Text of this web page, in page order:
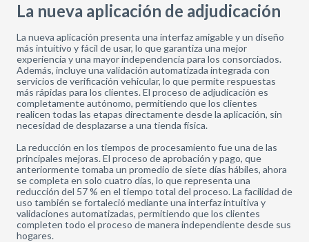
La nueva aplicación de adjudicación
La nueva aplicación presenta una interfaz amigable y un diseño
más intuitivo y fácil de usar, lo que garantiza una mejor
experiencia y una mayor independencia para los consorciados.
Además, incluye una validación automatizada integrada con
servicios de verificación vehicular, lo que permite respuestas
más rápidas para los clientes. El proceso de adjudicación es
completamente autónomo, permitiendo que los clientes
realicen todas las etapas directamente desde la aplicación, sin
necesidad de desplazarse a una tienda física.
La reducción en los tiempos de procesamiento fue una de las
principales mejoras. El proceso de aprobación y pago, que
anteriormente tomaba un promedio de siete días hábiles, ahora
se completa en solo cuatro días, lo que representa una
reducción del 57 % en el tiempo total del proceso. La facilidad de
uso también se fortaleció mediante una interfaz intuitiva y
validaciones automatizadas, permitiendo que los clientes
completen todo el proceso de manera independiente desde sus
hogares.